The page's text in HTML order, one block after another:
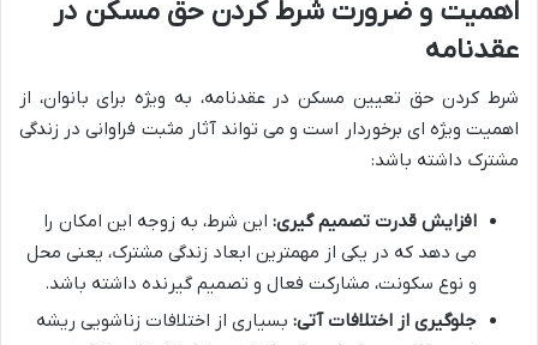
اهمیت و ضرورت شرط کردن حق مسکن در
عقدنامه
شرط کردن حق تعیین مسکن در عقدنامه، به ویژه برای بانوان، از
اهمیت ویژه ای برخوردار است و می تواند آثار مثبت فراوانی در زندگی
مشترک داشته باشد:
افزایش قدرت تصمیم گیری: این شرط، به زوجه این امکان را
می دهد که در یکی از مهمترین ابعاد زندگی مشترک، یعنی محل
و نوع سکونت، مشارکت فعال و تصمیم گیرنده داشته باشد.
جلوگیری از اختلافات آتی: بسیاری از اختلافات زناشویی ریشه